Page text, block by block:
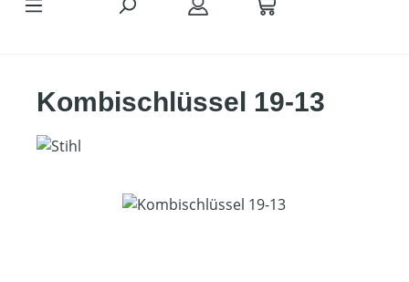
Kombischlüssel 19-13
Bildergalerie überspringen